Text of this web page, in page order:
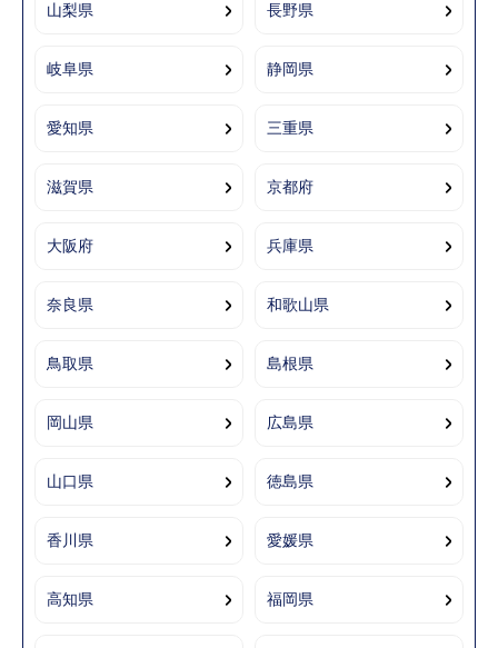
山梨県 長野県
岐阜県 静岡県
愛知県 三重県
滋賀県 京都府
大阪府 兵庫県
奈良県 和歌山県
鳥取県 島根県
岡山県 広島県
山口県 徳島県
香川県 愛媛県
高知県 福岡県